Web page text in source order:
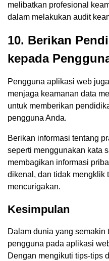
melibatkan profesional
dalam melakukan audit
10. Berikan
kepada
Pengguna aplikasi web
menjaga keamanan data
untuk memberikan
pengguna Anda.
Berikan informasi tentang
seperti menggunakan kata
membagikan informasi
dikenal, dan tidak mengklik
mencurigakan.
Kesimpulan
Dalam dunia yang semakin
pengguna pada aplikasi
Dengan mengikuti tips-tips